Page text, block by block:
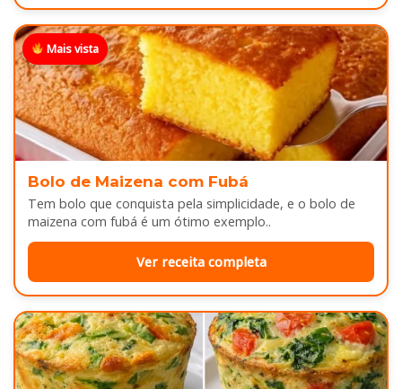
Mais vista
Bolo de Maizena com Fubá
Tem bolo que conquista pela simplicidade, e o bolo de
maizena com fubá é um ótimo exemplo..
Ver receita completa